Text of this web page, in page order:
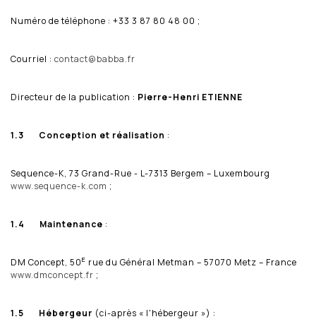
Numéro de téléphone : +33 3 87 80 48 00 ;
Courriel : contact@babba.fr
Directeur de la publication : Pierre-Henri ETIENNE
1.3 Conception et réalisation :
Sequence-K, 73 Grand-Rue - L-7313 Bergem – Luxembourg
www.sequence-k.com ;
1.4 Maintenance :
DM Concept, 50E rue du Général Metman – 57070 Metz – France
www.dmconcept.fr ;
1.5 Hébergeur (ci-après « l'hébergeur ») :